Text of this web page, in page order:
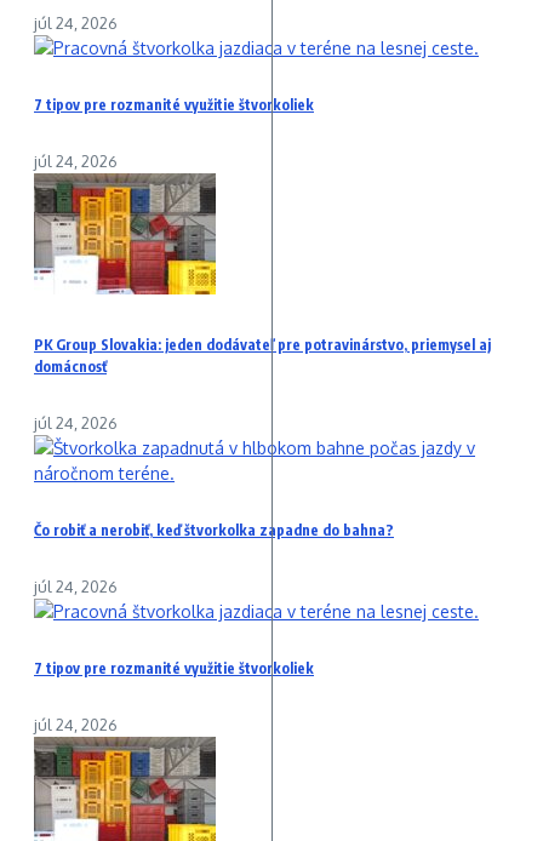
júl 24, 2026
7 tipov pre rozmanité využitie štvorkoliek
júl 24, 2026
PK Group Slovakia: jeden dodávateľ pre potravinárstvo, priemysel aj
domácnosť
júl 24, 2026
Čo robiť a nerobiť, keď štvorkolka zapadne do bahna?
júl 24, 2026
7 tipov pre rozmanité využitie štvorkoliek
júl 24, 2026